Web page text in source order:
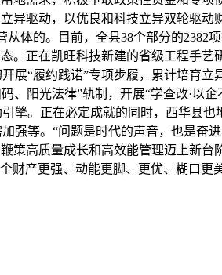
异驱动，以优良和科技立异双轮驱
体的。目前，全县38个部分的2382
。正在凯旺科技新建的省级工程手
“履约践诺”专项步履，累计培育
、阳光法律”轨制，开展“学查改·以
擎。正在必定成就的同时，西华县
强等。“问题是时代的声音，也是奋
策高质量成长和高效能管理迈上新
产更强、动能更脚、更优、糊口更